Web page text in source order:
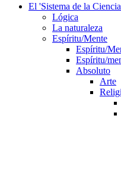
El 'Sistema de la
Lógica
La naturaleza
Espíritu/Mente
Espíritu/
Espíritu/
Absoluto
Arte